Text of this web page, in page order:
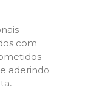
com
aderindo